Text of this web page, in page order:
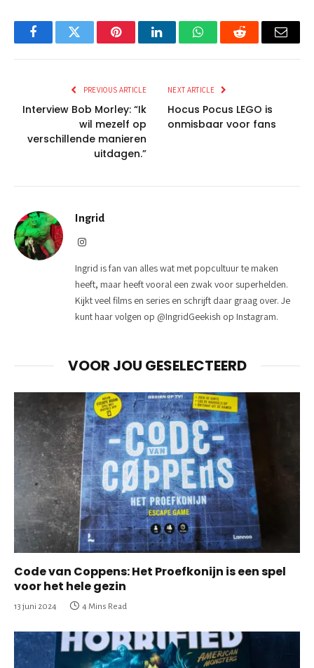
FacebookTwitter PinterestLinkedInWhatsAppReddit Email
PREVIOUS ARTICLE
Interview Bob Morley: “Ik
wil mezelf op
verschillende manieren
uitdagen.”
NEXT ARTICLE
Hocus Pocus LEGO is
onmisbaar voor fans
Ingrid
Instagram
Ingrid is fan van alles wat met popcultuur te maken
heeft, maar heeft vooral een zwak voor superhelden.
Kijkt veel films en series en schrijft daar graag over. Je
kunt haar volgen op @IngridGeekish op Instagram.
VOOR JOU GESELECTEERD
Code van Coppens: Het Proefkonijn is een spel
voor het hele gezin
13 juni 2024 4 Mins Read